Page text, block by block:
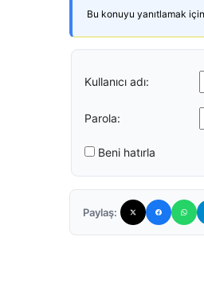
Bu konuyu yanıtlamak için
Kullanıcı adı:
Parola:
Beni hatırla
Paylaş: